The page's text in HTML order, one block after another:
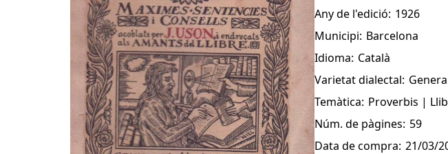
Any de l'edició: 1926
Municipi: Barcelona
Idioma: Català
Varietat dialectal:
Temàtica: Proverbis |
Núm. de pàgines: 59
Data de compra: 21/03/